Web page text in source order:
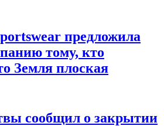
предложила
тому, кто
Земля плоская
сообщил о закрытии